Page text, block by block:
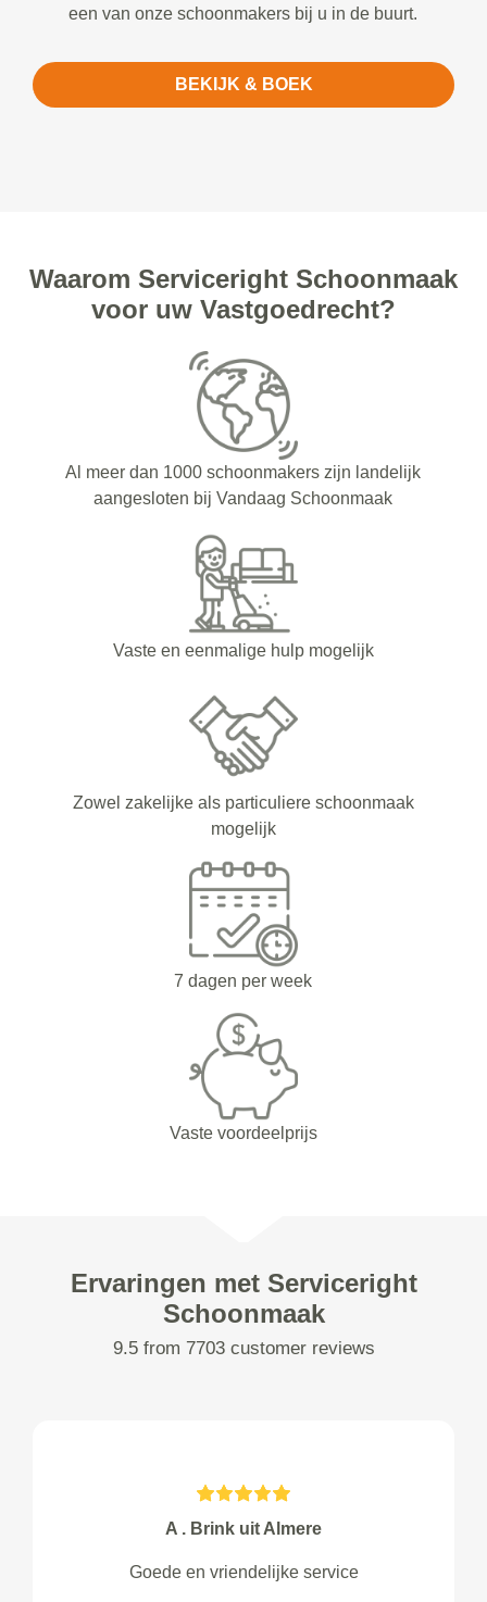
een van onze schoonmakers bij u in de buurt.
BEKIJK & BOEK
Waarom Serviceright Schoonmaak
voor uw Vastgoedrecht?
Al meer dan 1000 schoonmakers zijn landelijk
aangesloten bij Vandaag Schoonmaak
Vaste en eenmalige hulp mogelijk
Zowel zakelijke als particuliere schoonmaak
mogelijk
7 dagen per week
Vaste voordeelprijs
Ervaringen met Serviceright
Schoonmaak
9.5 from 7703 customer reviews
A . Brink uit Almere
Goede en vriendelijke service